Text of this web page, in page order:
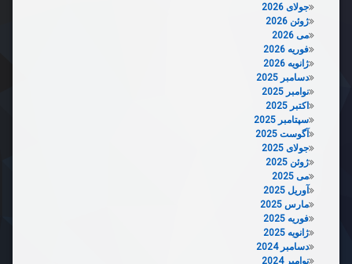
جولای 2026
ژوئن 2026
می 2026
فوریه 2026
ژانویه 2026
دسامبر 2025
نوامبر 2025
اکتبر 2025
سپتامبر 2025
آگوست 2025
جولای 2025
ژوئن 2025
می 2025
آوریل 2025
مارس 2025
فوریه 2025
ژانویه 2025
دسامبر 2024
نوامبر 2024